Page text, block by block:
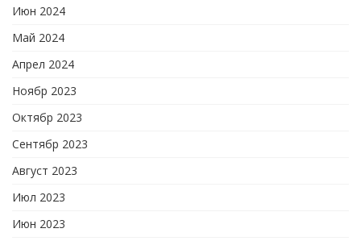
Июн 2024
Май 2024
Апрел 2024
Ноябр 2023
Октябр 2023
Сентябр 2023
Август 2023
Июл 2023
Июн 2023